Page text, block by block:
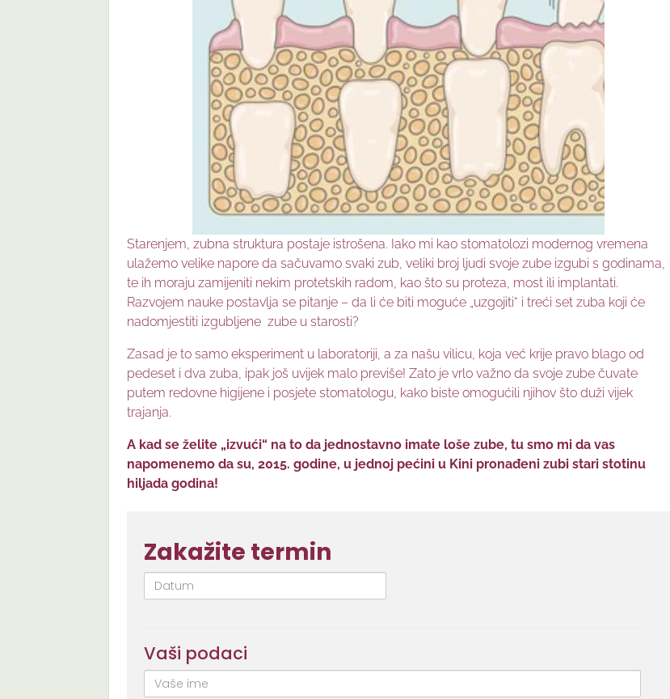
Starenjem, zubna struktura postaje istrošena. Iako mi kao stomatolozi modernog vremena
ulažemo velike napore da sačuvamo svaki zub, veliki broj ljudi svoje zube izgubi s godinama,
te ih moraju zamijeniti nekim protetskih radom, kao što su proteza, most ili implantati.
Razvojem nauke postavlja se pitanje – da li će biti moguće „uzgojiti“ i treći set zuba koji će
nadomjestiti izgubljene zube u starosti?
Zasad je to samo eksperiment u laboratoriji, a za našu vilicu, koja već krije pravo blago od
pedeset i dva zuba, ipak još uvijek malo previše! Zato je vrlo važno da svoje zube čuvate
putem redovne higijene i posjete stomatologu, kako biste omogućili njihov što duži vijek
trajanja.
A kad se želite „izvući“ na to da jednostavno imate loše zube, tu smo mi da vas
napomenemo da su, 2015. godine, u jednoj pećini u Kini pronađeni zubi stari stotinu
hiljada godina!
Zakažite termin
Datum
Vaši podaci
Ime